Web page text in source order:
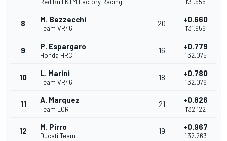
8 M. Bezzecchi
Team VR46
20 +0.660
1'31.956
9 P. Espargaro
Honda HRC
16 +0.779
1'32.075
10 L. Marini
Team VR46
18 +0.780
1'32.076
11 A. Marquez
Team LCR
21 +0.826
1'32.122
12 M. Pirro
Ducati Team
19 +0.967
1'32.263